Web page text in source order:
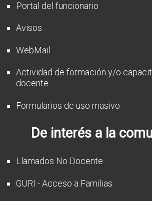
Portal del funcionario
Avisos
WebMail
Actividad de formación y/o
docente
Formularios de uso masivo
De interés a la
Llamados No Docente
GURI - Acceso a Familias